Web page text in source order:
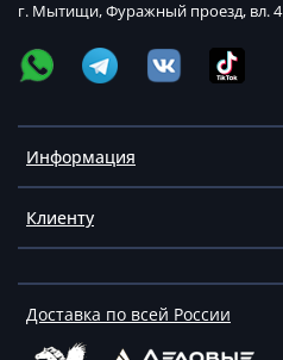
Информация
Клиенту
Доставка по всей России
г. Мытищи, Фуражный проезд, вл. 4